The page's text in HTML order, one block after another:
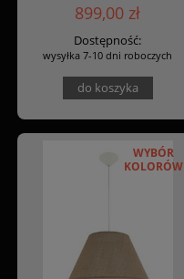
899,00 zł
Dostępność:
wysyłka 7-10 dni roboczych
do koszyka
WYBÓR
KOLORÓW